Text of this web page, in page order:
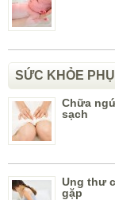
SỨC KHỎE
Chữa
sạch
Ung thư
gặp